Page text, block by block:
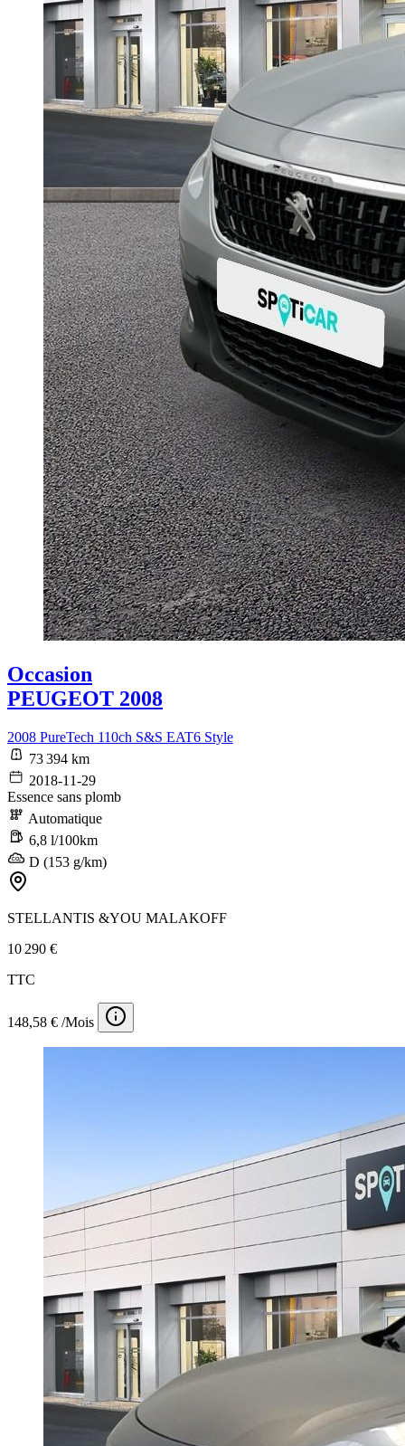
Occasion
PEUGEOT 2008
2008 PureTech 110ch S&S EAT6 Style
73 394 km
2018-11-29
Essence sans plomb
Automatique
6,8 l/100km
D (153 g/km)
STELLANTIS &YOU MALAKOFF
10 290 €
TTC
148,58 € /Mois